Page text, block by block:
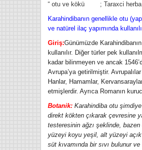
“ otu ve kökü ; Taraxci herba
Karahindibanın genellikle otu
ve natürel ilaç yapımında
Giriş:Günümüzde
kullanılır. Diğer türler pek
kadar bilinmeyen ve ancak
Avrupa’ya getirilmiştir.
Hanlar, Hamamlar,
etmişlerdir. Ayrıca Romanın
Botanik: Karahindiba otu
direkt kökten çıkarak çevresine
testeresinin ağzı şeklinde,
yüzeyi koyu yeşil, alt yüzeyi
süt kıvamında bir sıvı bulunur